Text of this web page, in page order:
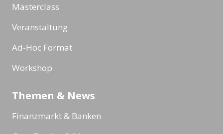
Masterclass
Veranstaltung
Ad-Hoc Format
Workshop
Themen & News
Finanzmarkt & Banken